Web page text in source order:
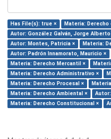
Has File(s): true ×
Materia: Derecho
Autor: González Galván, Jorge Alberto
Autor: Montes, Patricia ×
Materia:
Autor: Padrón Innamorato, Mauricio ×
Materia: Derecho Mercantil ×
Materia: Derecho Administrativo ×
Materia: Derecho Procesal ×
Materia: Derecho Ambiental ×
Materia: Derecho Constitucional ×